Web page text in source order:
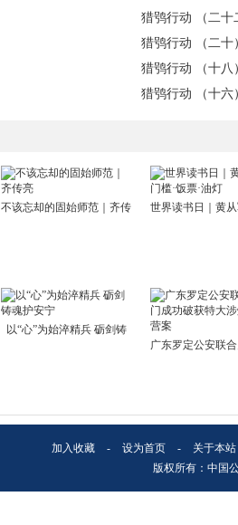
猎鸮行动 （二十
猎鸮行动 （二十
猎鸮行动 （十八
猎鸮行动 （十六
不该忘却的固始师范｜齐传 世界读书日｜黄
以“心”为始淬精兵 砺剑铸
广东罗定公安联
加入收藏 - 设为首页 -
关于本站
版权所有：中国